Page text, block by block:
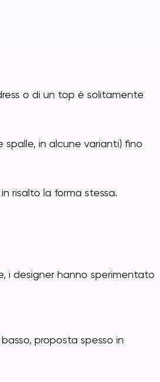
o di un top è solitamente
in alcune varianti) fino
risalto la forma stessa.
i designer hanno sperimentato
proposta spesso in